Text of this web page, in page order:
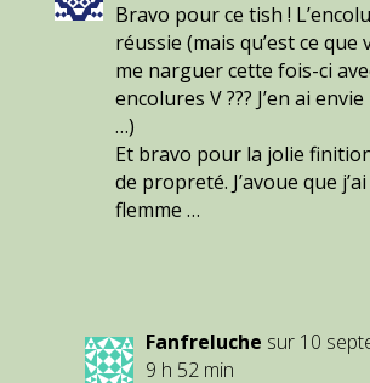
Bravo pour ce tish !
réussie (mais qu’est ce que
me narguer cette fois-ci
encolures V ??? J’en ai
…)
Et bravo pour la jolie
de propreté. J’avoue que
flemme …
Fanfreluche sur 10
9 h 52 min